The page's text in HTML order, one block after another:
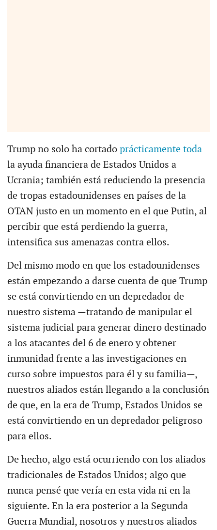
Trump no solo ha cortado prácticamente toda
la ayuda financiera de Estados Unidos a
Ucrania; también está reduciendo la presencia
de tropas estadounidenses en países de la
OTAN justo en un momento en el que Putin, al
percibir que está perdiendo la guerra,
intensifica sus amenazas contra ellos.
Del mismo modo en que los estadounidenses
están empezando a darse cuenta de que Trump
se está convirtiendo en un depredador de
nuestro sistema —tratando de manipular el
sistema judicial para generar dinero destinado
a los atacantes del 6 de enero y obtener
inmunidad frente a las investigaciones en
curso sobre impuestos para él y su familia—,
nuestros aliados están llegando a la conclusión
de que, en la era de Trump, Estados Unidos se
está convirtiendo en un depredador peligroso
para ellos.
De hecho, algo está ocurriendo con los aliados
tradicionales de Estados Unidos; algo que
nunca pensé que vería en esta vida ni en la
siguiente. En la era posterior a la Segunda
Guerra Mundial, nosotros y nuestros aliados